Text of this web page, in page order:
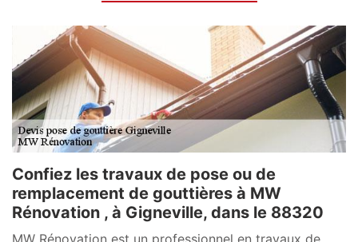
Confiez les travaux de pose ou de
remplacement de gouttières à MW
Rénovation , à Gigneville, dans le 88320
MW Rénovation est un professionnel en travaux de